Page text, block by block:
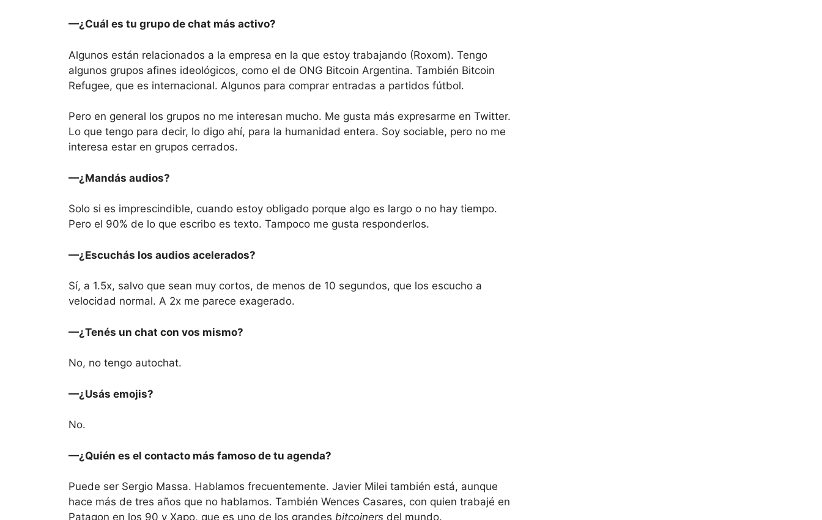
—¿Cuál es tu grupo de chat más activo?
Algunos están relacionados a la empresa en la que estoy trabajando (Roxom). Tengo
algunos grupos afines ideológicos, como el de ONG Bitcoin Argentina. También Bitcoin
Refugee, que es internacional. Algunos para comprar entradas a partidos fútbol.
Pero en general los grupos no me interesan mucho. Me gusta más expresarme en Twitter.
Lo que tengo para decir, lo digo ahí, para la humanidad entera. Soy sociable, pero no me
interesa estar en grupos cerrados.
—¿Mandás audios?
Solo si es imprescindible, cuando estoy obligado porque algo es largo o no hay tiempo.
Pero el 90% de lo que escribo es texto. Tampoco me gusta responderlos.
—¿Escuchás los audios acelerados?
Sí, a 1.5x, salvo que sean muy cortos, de menos de 10 segundos, que los escucho a
velocidad normal. A 2x me parece exagerado.
—¿Tenés un chat con vos mismo?
No, no tengo autochat.
—¿Usás emojis?
No.
—¿Quién es el contacto más famoso de tu agenda?
Puede ser Sergio Massa. Hablamos frecuentemente. Javier Milei también está, aunque
hace más de tres años que no hablamos. También Wences Casares, con quien trabajé en
Patagon en los 90 y Xapo, que es uno de los grandes bitcoiners del mundo.